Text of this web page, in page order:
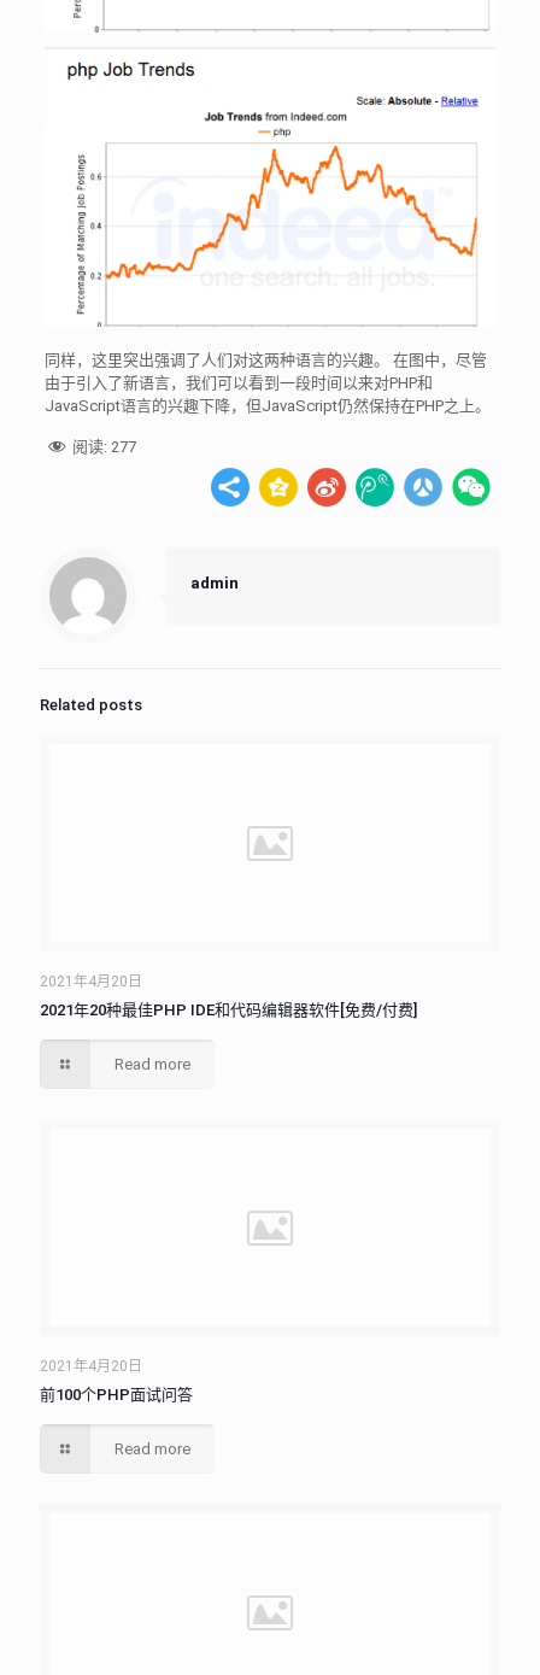
同样，这里突出强调了人们对这两种语言的兴趣。 在图中，尽管
由于引入了新语言，我们可以看到一段时间以来对PHP和
JavaScript语言的兴趣下降，但JavaScript仍然保持在PHP之上。
阅读: 277
admin
Related posts
2021年4月20日
2021年20种最佳PHP IDE和代码编辑器软件[免费/付费]
Read more
2021年4月20日
前100个PHP面试问答
Read more